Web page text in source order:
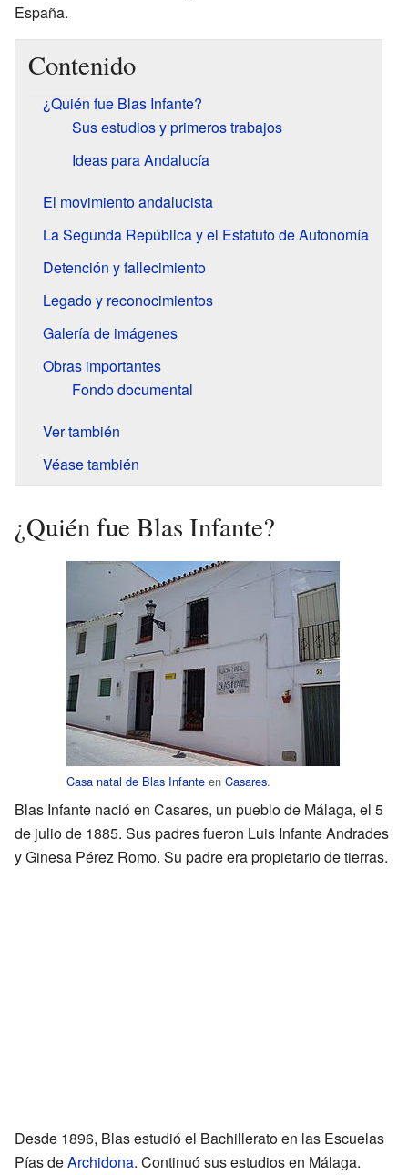
España.
Contenido
¿Quién fue Blas Infante?
Sus estudios y primeros trabajos
Ideas para Andalucía
El movimiento andalucista
La Segunda República y el Estatuto de Autonomía
Detención y fallecimiento
Legado y reconocimientos
Galería de imágenes
Obras importantes
Fondo documental
Ver también
Véase también
¿Quién fue Blas Infante?
Casa natal de Blas Infante en Casares.
Blas Infante nació en Casares, un pueblo de Málaga, el 5
de julio de 1885. Sus padres fueron Luis Infante Andrades
y Ginesa Pérez Romo. Su padre era propietario de tierras.
Desde 1896, Blas estudió el Bachillerato en las Escuelas
Pías deArchidona. Continuó sus estudios en Málaga.